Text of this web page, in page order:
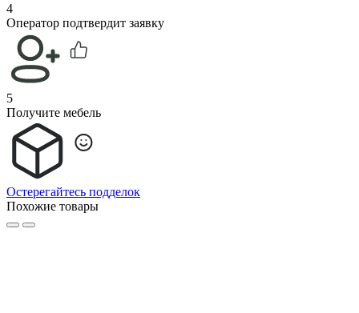
4
Оператор подтвердит заявку
5
Получите мебель
Остерегайтесь подделок
Похожие товары